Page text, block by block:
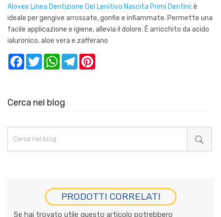
Cerca nel blog
Alovex Linea Dentizione Gel Lenitivo Nascita Primi Dentini: è
ideale per gengive arrossate, gonfie e infiammate. Permette una
facile applicazione e igiene, allevia il dolore. È arricchito da acido
ialuronico, aloe vera e zafferano
Facebook
TwitterWhatsAppTelegram
PRODOTTI CORRELATI
Se hai trovato utile questo articolo potrebbero